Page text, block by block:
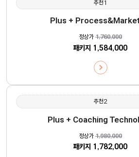
추천1
Plus +
정상가 1,760,000
패키지 1,584,000
추천2
Plus + Coaching
정상가 1,980,000
패키지 1,782,000